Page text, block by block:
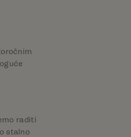
raditi
stalno